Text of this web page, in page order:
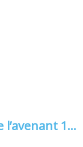
2026-056 Approbation de l’avenant 1 à la convention de l’aide au titre du fonds de concours de la CDA